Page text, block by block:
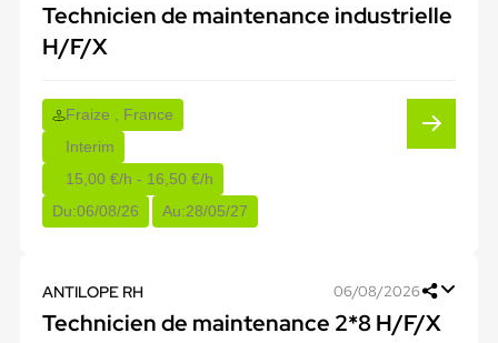
Technicien de maintenance industrielle
H/F/X
Fraize , France
Interim
15,00 €/h - 16,50 €/h
Du:06/08/26 Au:28/05/27
ANTILOPE RH 06/08/2026
Technicien de maintenance 2*8 H/F/X